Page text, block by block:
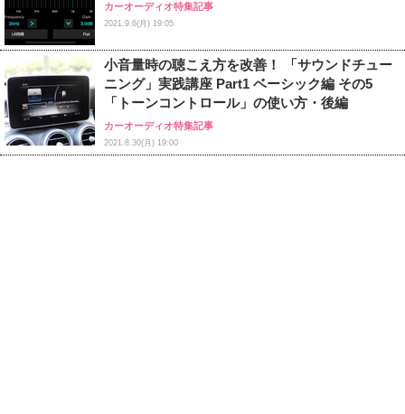
カーオーディオ特集記事
2021.9.6(月) 19:05
小音量時の聴こえ方を改善！ 「サウンドチュー
ニング」実践講座 Part1 ベーシック編 その5
「トーンコントロール」の使い方・後編
カーオーディオ特集記事
2021.8.30(月) 19:00